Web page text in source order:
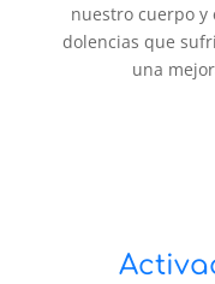
nuestro cuerpo
dolencias que
una